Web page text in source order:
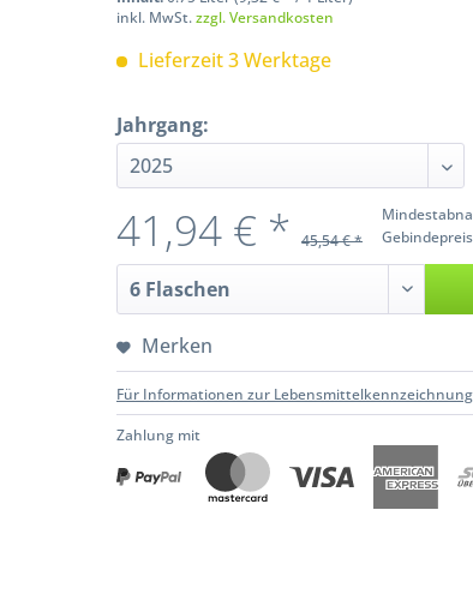
inkl. MwSt.zzgl. Versandkosten
Lieferzeit 3 Werktage
Jahrgang:
Gebindepreis
41,94 € * 45,54 € *
Merken
Für Informationen zur
Zahlung mit